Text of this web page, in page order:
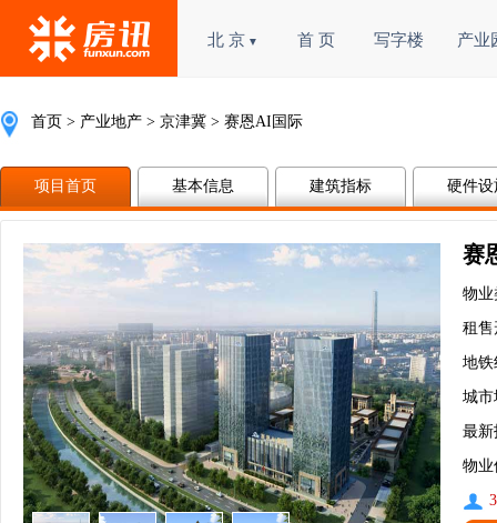
北 京 ▼ 首 页 写字楼 产业
首页 > 产业地产 > 京津冀 > 赛恩AI国际
项目首页 基本信息 建筑指标 硬件设
赛
物业
租售
地铁
城
最新
物业